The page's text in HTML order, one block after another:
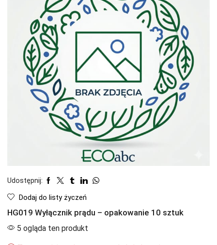
Udostępnij:
Dodaj do listy życzeń
HG019 Wyłącznik prądu – opakowanie 10 sztuk
5 ogląda ten produkt